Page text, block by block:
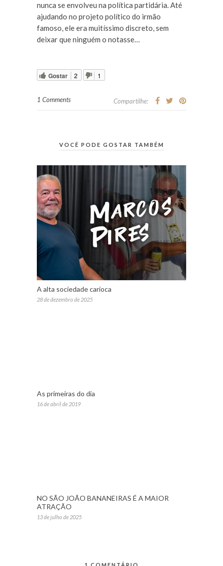
nunca se envolveu na política partidária. Até
ajudando no projeto político do irmão
famoso, ele era muitíssimo discreto, sem
deixar que ninguém o notasse…
Gostar 2 1
1 Comments Compartilhe:
VOCÊ PODE GOSTAR TAMBÉM
A alta sociedade carioca
28 de dezembro de 2025
As primeiras do dia
16 de abril de 2019
NO SÃO JOÃO BANANEIRAS É A MAIOR
ATRAÇÃO
13 de julho de 2025